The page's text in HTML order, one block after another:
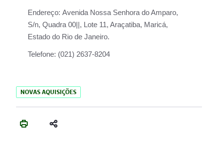
Endereço: Avenida Nossa Senhora do Amparo,
S/n, Quadra 00||, Lote 11, Araçatiba, Maricá,
Estado do Rio de Janeiro.
Telefone: (021) 2637-8204
NOVAS AQUISIÇÕES